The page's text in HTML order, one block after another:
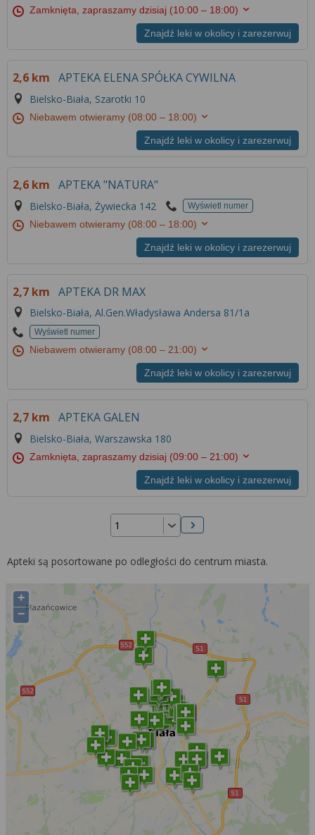
Zamknięta, zapraszamy dzisiaj (10:00 – 18:00)
Znajdź leki w okolicy i zarezerwuj
2,6 km APTEKA ELENA SPÓŁKA CYWILNA
Bielsko-Biała, Szarotki 10
Niebawem otwieramy (08:00 – 18:00)
Znajdź leki w okolicy i zarezerwuj
2,6 km APTEKA "NATURA"
Bielsko-Biała, Żywiecka 142 Wyświetl numer
Niebawem otwieramy (08:00 – 18:00)
Znajdź leki w okolicy i zarezerwuj
2,7 km APTEKA DR MAX
Bielsko-Biała, Al.Gen.Władysława Andersa 81/1a
Wyświetl numer
Niebawem otwieramy (08:00 – 21:00)
Znajdź leki w okolicy i zarezerwuj
2,7 km APTEKA GALEN
Bielsko-Biała, Warszawska 180
Zamknięta, zapraszamy dzisiaj (09:00 – 21:00)
Znajdź leki w okolicy i zarezerwuj
Następna strona
Apteki są posortowane po odległości do centrum miasta.
+
−